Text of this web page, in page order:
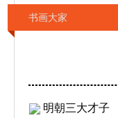
书画大家
明朝三大才子